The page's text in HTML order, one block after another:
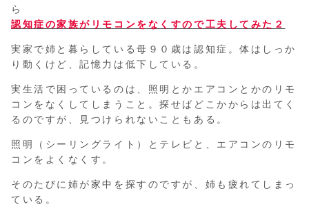
ら
認知症の家族がリモコンをなくすので工夫してみた２
実家で姉と暮らしている母９０歳は認知症。体はしっか
り動くけど、記憶力は低下している。
実生活で困っているのは、照明とかエアコンとかのリモ
コンをなくしてしまうこと。探せばどこかからは出てく
るのですが、見つけられないこともある。
照明（シーリングライト）とテレビと、エアコンのリモ
コンをよくなくす。
そのたびに姉が家中を探すのですが、姉も疲れてしまっ
ている。